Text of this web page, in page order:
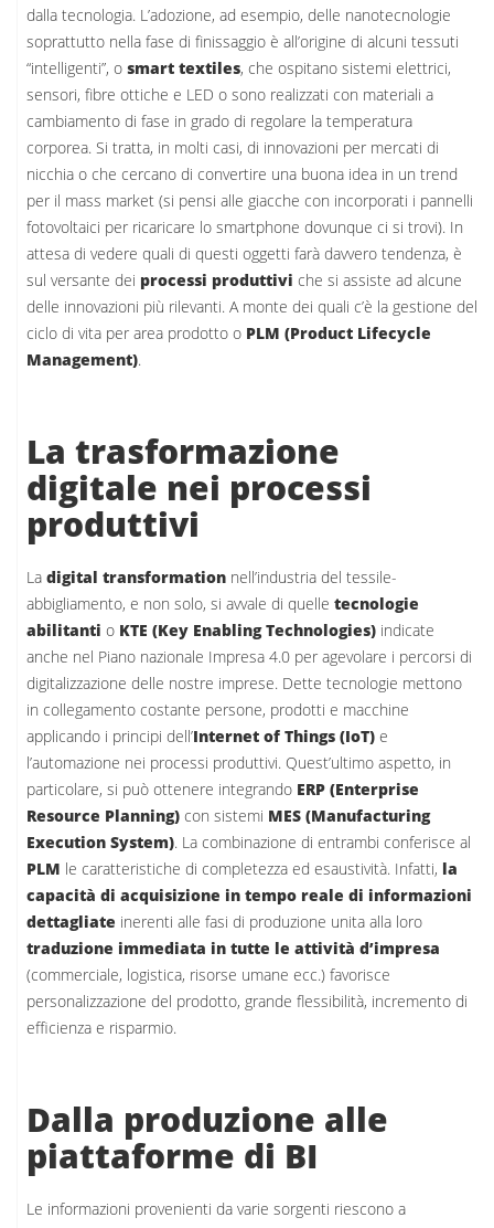
dalla tecnologia. L’adozione, ad esempio, delle nanotecnologie
soprattutto nella fase di finissaggio è all’origine di alcuni tessuti
“intelligenti”, o smart textiles, che ospitano sistemi elettrici,
sensori, fibre ottiche e LED o sono realizzati con materiali a
cambiamento di fase in grado di regolare la temperatura
corporea. Si tratta, in molti casi, di innovazioni per mercati di
nicchia o che cercano di convertire una buona idea in un trend
per il mass market (si pensi alle giacche con incorporati i pannelli
fotovoltaici per ricaricare lo smartphone dovunque ci si trovi). In
attesa di vedere quali di questi oggetti farà davvero tendenza, è
sul versante dei processi produttivi che si assiste ad alcune
delle innovazioni più rilevanti. A monte dei quali c’è la gestione del
ciclo di vita per area prodotto o PLM (Product Lifecycle
Management).
La trasformazione
digitale nei processi
produttivi
La digital transformation nell’industria del tessile-
abbigliamento, e non solo, si avvale di quelle tecnologie
abilitanti o KTE (Key Enabling Technologies) indicate
anche nel Piano nazionale Impresa 4.0 per agevolare i percorsi di
digitalizzazione delle nostre imprese. Dette tecnologie mettono
in collegamento costante persone, prodotti e macchine
applicando i principi dell’Internet of Things (IoT) e
l’automazione nei processi produttivi. Quest’ultimo aspetto, in
particolare, si può ottenere integrando ERP (Enterprise
Resource Planning) con sistemi MES (Manufacturing
Execution System). La combinazione di entrambi conferisce al
PLM le caratteristiche di completezza ed esaustività. Infatti, la
capacità di acquisizione in tempo reale di informazioni
dettagliate inerenti alle fasi di produzione unita alla loro
traduzione immediata in tutte le attività d’impresa
(commerciale, logistica, risorse umane ecc.) favorisce
personalizzazione del prodotto, grande flessibilità, incremento di
efficienza e risparmio.
Dalla produzione alle
piattaforme di BI
Le informazioni provenienti da varie sorgenti riescono a